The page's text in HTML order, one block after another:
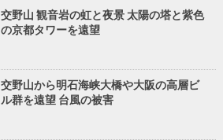
交野山 観音岩の虹と夜景 太陽の塔と紫色
の京都タワーを遠望
交野山から明石海峡大橋や大阪の高層ビ
ル群を遠望 台風の被害